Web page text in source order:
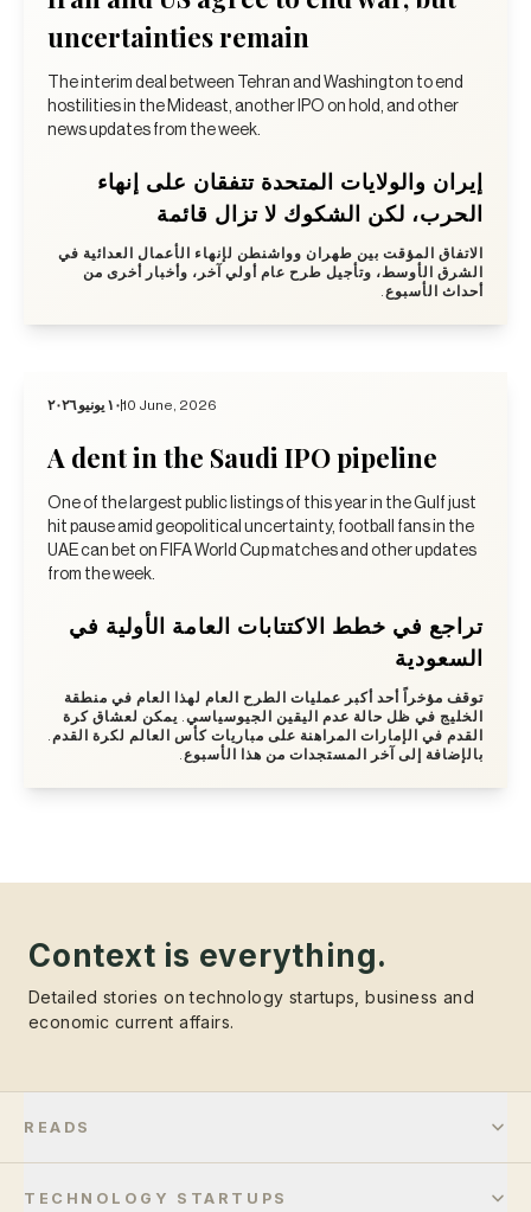
uncertainties remain
The interim deal between Tehran and Washington to end
hostilities in the Mideast, another IPO on hold, and other
news updates from the week.
إيران والولايات المتحدة تتفقان على إنهاء
الحرب، لكن الشكوك لا تزال قائمة
الاتفاق المؤقت بين طهران وواشنطن لإنهاء الأعمال العدائية في
الشرق الأوسط، وتأجيل طرح عام أولي آخر، وأخبار أخرى من
أحداث الأسبوع.
١٠ يونيو ٢٠٢٦10 June, 2026
A dent in the Saudi IPO pipeline
One of the largest public listings of this year in the Gulf just
hit pause amid geopolitical uncertainty, football fans in the
UAE can bet on FIFA World Cup matches and other updates
from the week.
تراجع في خطط الاكتتابات العامة الأولية في
السعودية
توقف مؤخراً أحد أكبر عمليات الطرح العام لهذا العام في منطقة
الخليج في ظل حالة عدم اليقين الجيوسياسي. يمكن لعشاق كرة
القدم في الإمارات المراهنة على مباريات كأس العالم لكرة القدم.
بالإضافة إلى آخر المستجدات من هذا الأسبوع.
Context is everything.
Detailed stories on technology startups, business and
economic current affairs.
READS
TECHNOLOGY STARTUPS